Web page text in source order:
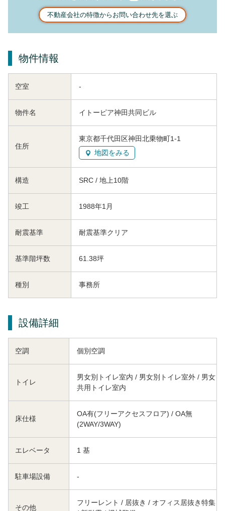
不動産会社の特徴からお問い合わせ先を選ぶ
物件情報
空室 -
物件名 イトーピア神田共同ビル
住所
東京都千代田区神田北乗物町1-1
地図をみる
構造 SRC / 地上10階
竣工 1988年1月
耐震基準 耐震基準クリア
基準階坪数 61.38坪
種別 事務所
設備詳細
空調 個別空調
トイレ
男女別トイレ室内 / 男女別トイレ室外 / 男女
共用トイレ室内
床仕様
OA有(フリーアクセスフロア) / OA無
(2WAY/3WAY)
エレベータ 1 基
駐車場設備 -
その他
フリーレント / 居抜き / オフィス居抜き特集